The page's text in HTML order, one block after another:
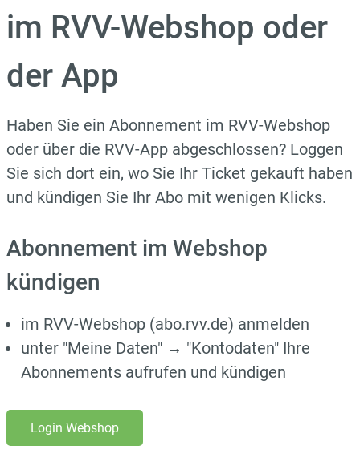
im RVV-Webshop oder
der App
Haben Sie ein Abonnement im RVV-Webshop
oder über die RVV-App abgeschlossen? Loggen
Sie sich dort ein, wo Sie Ihr Ticket gekauft haben
und kündigen Sie Ihr Abo mit wenigen Klicks.
Abonnement im Webshop
kündigen
im RVV-Webshop (abo.rvv.de) anmelden
unter "Meine Daten" → "Kontodaten" Ihre
Abonnements aufrufen und kündigen
Login Webshop